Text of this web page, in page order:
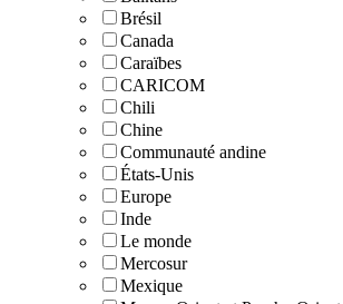
Brésil
Canada
Caraïbes
CARICOM
Chili
Chine
Communauté andine
États-Unis
Europe
Inde
Le monde
Mercosur
Mexique